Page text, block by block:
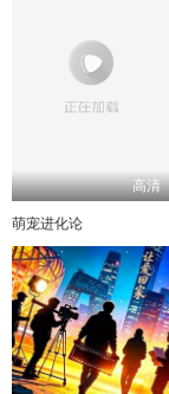
高清
萌宠进化论